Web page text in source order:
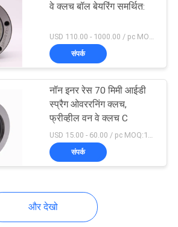
वे क्लच बॉल बेयरिंग समर्थित:
USD 110.00 - 1000.00 / pc MOQ:1 पीसी
संपर्क
नॉन इनर रेस 70 मिमी आईडी
स्प्रैग ओवररनिंग क्लच,
फ्रीव्हील वन वे क्लच C
USD 15.00 - 60.00 / pc MOQ:10 पीसी
संपर्क
और देखो